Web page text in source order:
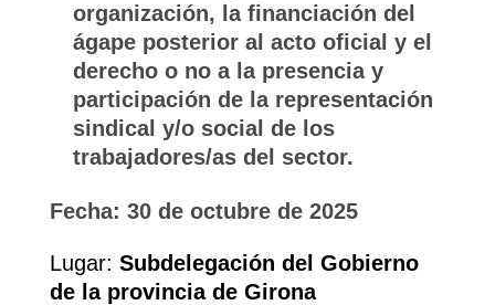
organización, la financiación del
ágape posterior al acto oficial y el
derecho o no a la presencia y
participación de la representación
sindical y/o social de los
trabajadores/as del sector.
Fecha: 30 de octubre de 2025
Lugar: Subdelegación del Gobierno
de la provincia de Girona